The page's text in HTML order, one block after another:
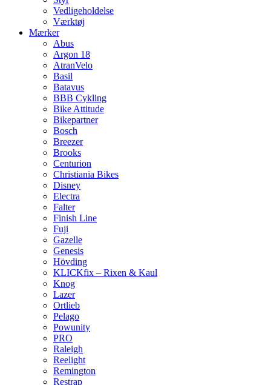
Vedligeholdelse
Værktøj
Mærker
Abus
Argon 18
AtranVelo
Basil
Batavus
BBB Cykling
Bike Attitude
Bikepartner
Bosch
Breezer
Brooks
Centurion
Christiania Bikes
Disney
Electra
Falter
Finish Line
Fuji
Gazelle
Genesis
Hövding
KLICKfix – Rixen & Kaul
Knog
Lazer
Ortlieb
Pelago
Powunity
PRO
Raleigh
Reelight
Remington
Restrap